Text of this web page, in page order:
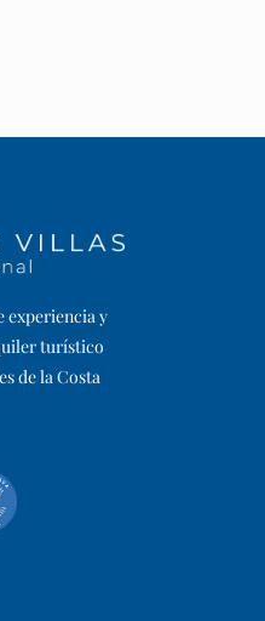
experiencia y
turístico
de la Costa